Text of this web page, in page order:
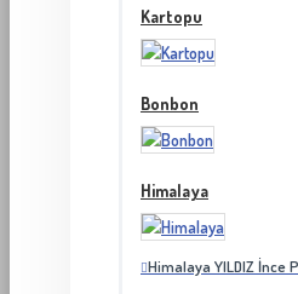
Kartopu
Bonbon
Himalaya
Himalaya YILDIZ İnce